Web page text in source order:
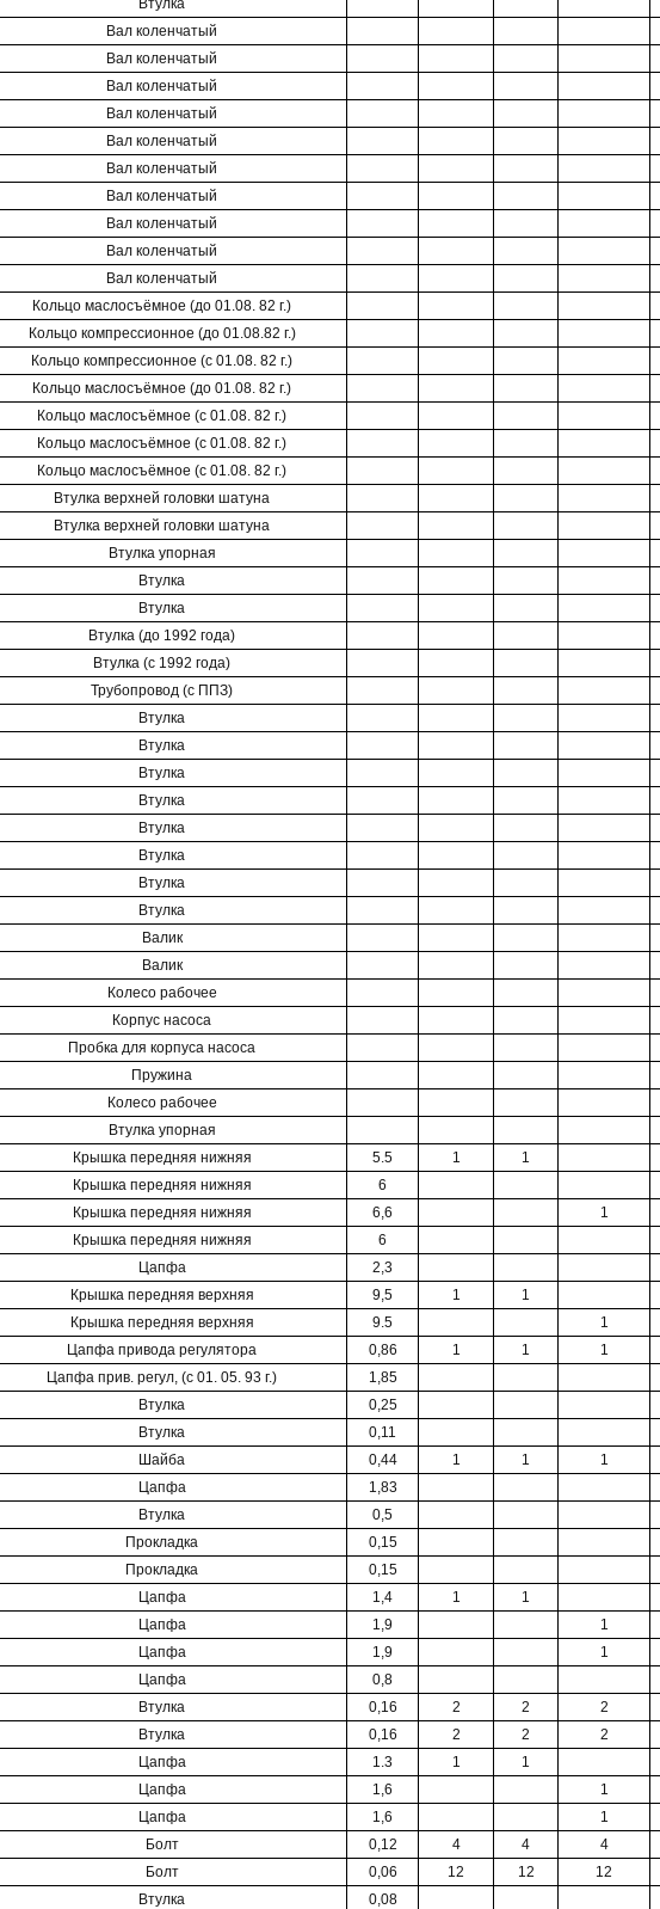
Втулка
Вал коленчатый
Вал коленчатый
Вал коленчатый
Вал коленчатый
Вал коленчатый
Вал коленчатый
Вал коленчатый
Вал коленчатый
Вал коленчатый
Вал коленчатый
Кольцо маслосъёмное (до 01.08. 82 г.)
Кольцо компрессионное (до 01.08.82 г.)
Кольцо компрессионное (с 01.08. 82 г.)
Кольцо маслосъёмное (до 01.08. 82 г.)
Кольцо маслосъёмное (с 01.08. 82 г.)
Кольцо маслосъёмное (с 01.08. 82 г.)
Кольцо маслосъёмное (с 01.08. 82 г.)
Втулка верхней головки шатуна
Втулка верхней головки шатуна
Втулка упорная
Втулка
Втулка
Втулка (до 1992 года)
Втулка (с 1992 года)
Трубопровод (с ППЗ)
Втулка
Втулка
Втулка
Втулка
Втулка
Втулка
Втулка
Втулка
Валик
Валик
Колесо рабочее
Корпус насоса
Пробка для корпуса насоса
Пружина
Колесо рабочее
Втулка упорная
Крышка передняя нижняя 5.5 1
1
Крышка передняя нижняя
6
Крышка передняя нижняя 6,6
1
Крышка передняя нижняя
6
Цапфа
2,3
Крышка передняя верхняя 9,5 1
1
Крышка передняя верхняя 9.5
1
Цапфа привода регулятора 0,86 1 1 1
Цапфа прив. регул, (с 01. 05. 93 г.)
1,85
Втулка
0,25
Втулка
0,11
Шайба 0,44 1 1
1
Цапфа
1,83
Втулка
0,5
Прокладка
0,15
Прокладка
0,15
Цапфа 1,4 1
1
Цапфа 1,9
1
Цапфа 1,9
1
Цапфа
0,8
Втулка 0,16 2 2
2
Втулка 0,16 2 2
2
Цапфа 1.3 1
1
Цапфа 1,6
1
Цапфа 1,6
1
Болт 0,12 4 4
4
Болт 0,06 12 12
12
Втулка 0,08